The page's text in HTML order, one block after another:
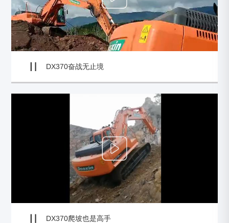
DX370奋战无止境
DX370爬坡也是高手